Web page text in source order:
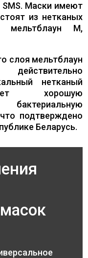
Маски имеют
из нетканых
мельтблаун M,
слоя мельтблаун
нетканый
хорошую
бактериальную
подтверждено
Беларусь.